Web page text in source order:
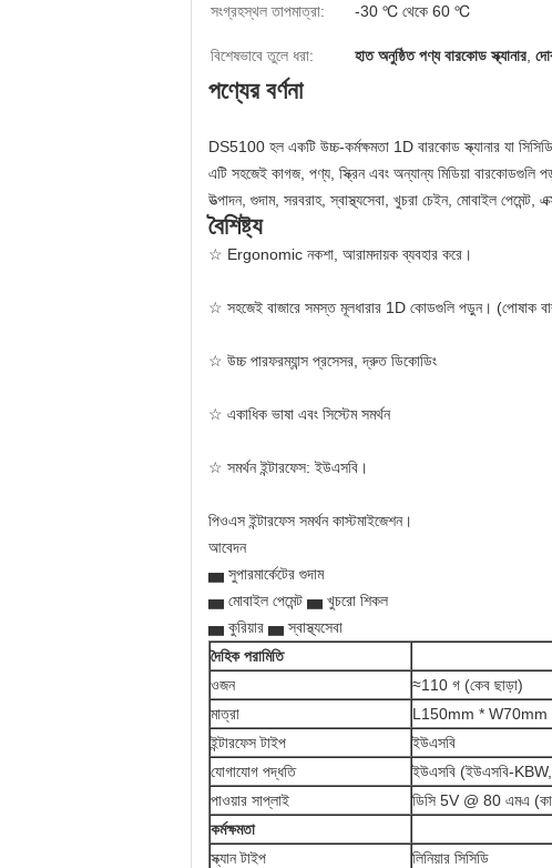
সংগ্রহস্থল তাপমাত্রা: -30 ℃ থেকে 60 ℃
বিশেষভাবে তুলে ধরা: হাত অনুষ্ঠিত পণ্য বারকোড স্ক্যানার
পণ্যের বর্ণনা
DS5100 হল একটি উচ্চ-কর্মক্ষমতা 1D বারকোড স্ক্যানার যা
এটি সহজেই কাগজ, পণ্য, স্ক্রিন এবং অন্যান্য মিডিয়া বারকোডগুলি
উত্পাদন, গুদাম, সরবরাহ, স্বাস্থ্যসেবা, খুচরা চেইন, মোবাইল পেমেন্ট,
বৈশিষ্ট্য
☆ Ergonomic নকশা, আরামদায়ক ব্যবহার করে।
☆ সহজেই বাজারে সমস্ত মূলধারার 1D কোডগুলি পড়ুন। (পোষাক
☆ উচ্চ পারফরম্যান্স প্রসেসর, দ্রুত ডিকোডিং
☆ একাধিক ভাষা এবং সিস্টেম সমর্থন
☆ সমর্থন ইন্টারফেস: ইউএসবি।
পিওএস ইন্টারফেস সমর্থন কাস্টমাইজেশন।
আবেদন
▅ সুপারমার্কেটের গুদাম
▅ মোবাইল পেমেন্ট ▅ খুচরো শিকল
▅ কুরিয়ার ▅ স্বাস্থ্যসেবা
দৈহিক পরামিতি
ওজন
≈110 গ (কেব ছাড়া)
মাত্রা
L150mm * W70mm
ইন্টারফেস টাইপ
ইউএসবি
যোগাযোগ পদ্ধতি
ইউএসবি (ইউএসবি-
পাওয়ার সাপ্লাই
ডিসি 5V @ 80 এমএ
কর্মক্ষমতা
স্ক্যান টাইপ
লিনিয়ার সিসিডি